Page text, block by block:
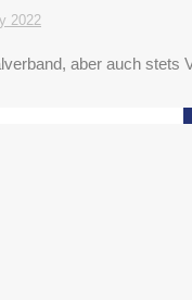
2022
aber auch